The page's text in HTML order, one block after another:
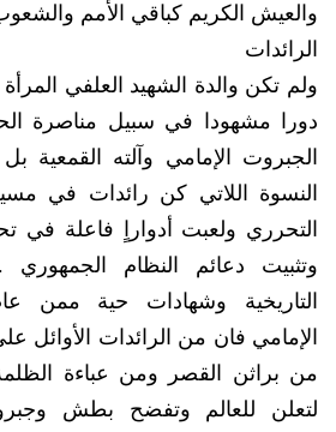
والعيش الكريم كباقي الأمم
الرائدات
ولم تكن والدة الشهيد العلفي
دورا مشهودا في سبيل مناصرة
الجبروت الإمامي وآلته القمعية
النسوة اللاتي كن رائدات في
التحرري ولعبت أدواراٍ فاعلة في
وتثبيت دعائم النظام
التاريخية وشهادات حية ممن
الإمامي فان من الرائدات
من براثن القصر ومن عباءة
لتعلن للعالم وتفضح بطش